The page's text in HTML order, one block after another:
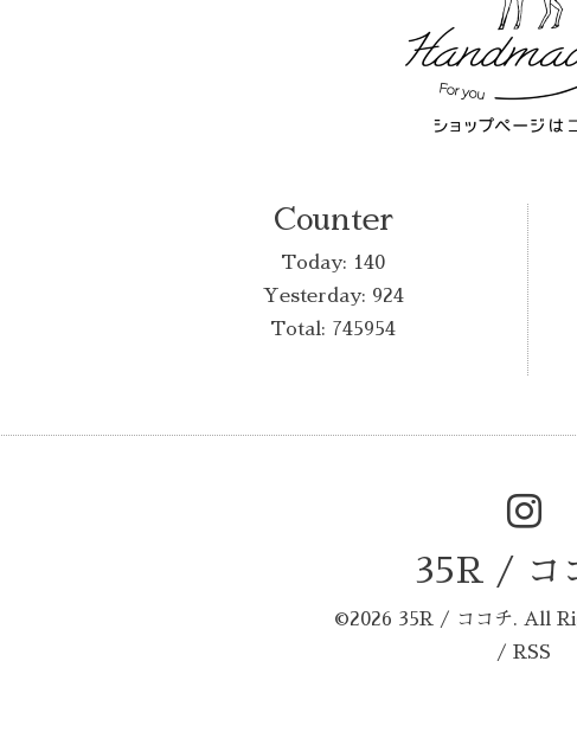
Counter
Today: 140
Yesterday: 924
Total: 745954
35R / コ
©2026 35R / ココチ. All
/ RSS